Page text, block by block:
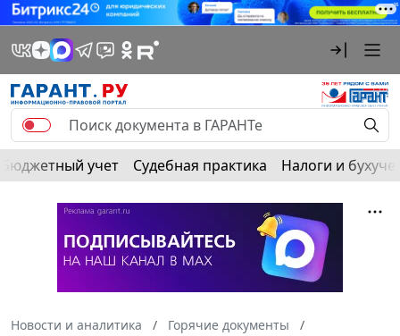
Бюджетный учет Судебная практика Налоги и
Новости и аналитика
Горячие документы